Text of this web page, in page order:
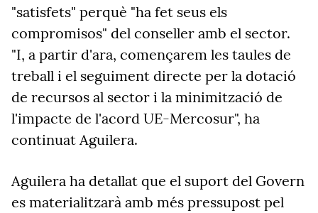
"satisfets" perquè "ha fet seus els
compromisos" del conseller amb el sector.
"I, a partir d'ara, començarem les taules de
treball i el seguiment directe per la dotació
de recursos al sector i la minimització de
l'impacte de l'acord UE-Mercosur", ha
continuat Aguilera.
Aguilera ha detallat que el suport del Govern
es materialitzarà amb més pressupost pel